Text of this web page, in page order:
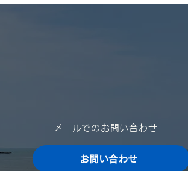
御礼申し上げます。 さて、誠に
​メールでのお問い合わせ
お問い合わせ